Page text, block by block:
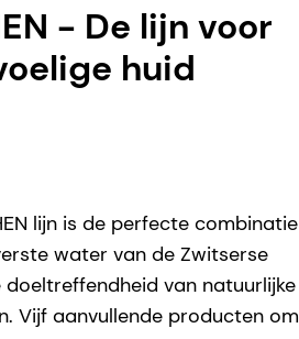
- De lijn voor
huid
lijn is de perfecte combinatie
water van de Zwitserse
doeltreffendheid van natuurlijke
Vijf aanvullende producten om